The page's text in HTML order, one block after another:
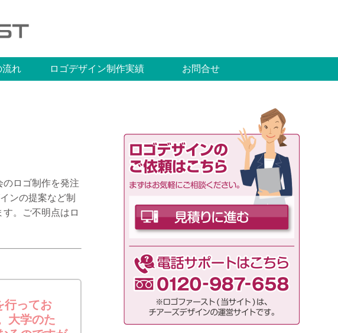
流れ ロゴデザイン制作実績 お問合せ
のロゴ制作を発注
ンの提案など制
。ご不明点はロ
行ってお
大学のた